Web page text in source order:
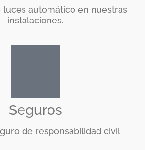
luces automático en nuestras
instalaciones.
Seguros
de responsabilidad civil.